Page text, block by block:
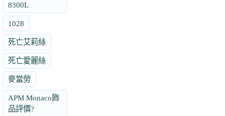
8300L
1028
死亡艾莉絲
死亡愛麗絲
麥當勞
APM Monaco飾
品評價?